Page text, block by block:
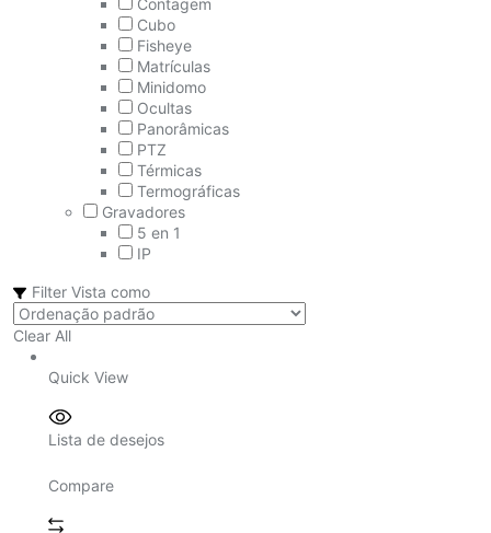
Cubo
Fisheye
Matrículas
Minidomo
Ocultas
Panorâmicas
PTZ
Térmicas
Termográficas
Gravadores
5 en 1
IP
Filter Vista como
Clear All
Quick View
Lista de desejos
Compare